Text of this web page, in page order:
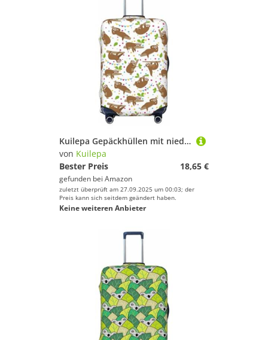
Kuilepa Gepäckhüllen mit niedlichem Faultier-Druck, elastisch, waschbar und dehnbar, kratzfest, passend für 45,7 - 81,3 cm Gepäck, kein Gepäck im Lieferumfang enthalten, Schwarz , S
von Kuilepa
Bester Preis
18,65 €
gefunden bei Amazon
zuletzt überprüft am 27.09.2025 um 00:03; der
Preis kann sich seitdem geändert haben.
Keine weiteren Anbieter